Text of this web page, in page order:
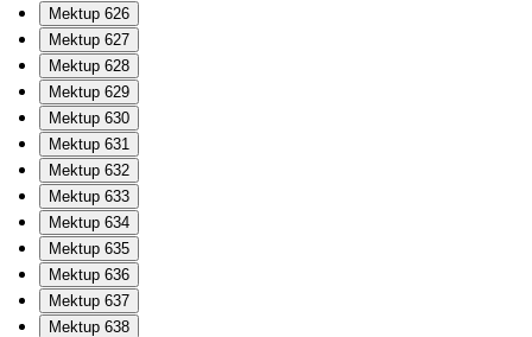
Mektup 626
Mektup 627
Mektup 628
Mektup 629
Mektup 630
Mektup 631
Mektup 632
Mektup 633
Mektup 634
Mektup 635
Mektup 636
Mektup 637
Mektup 638